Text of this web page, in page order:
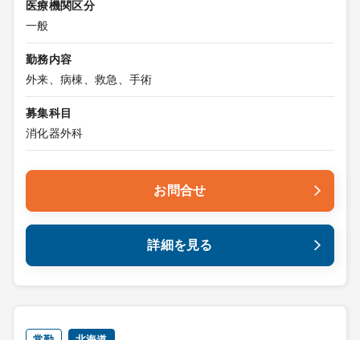
医療機関区分
一般
勤務内容
外来、病棟、救急、手術
募集科目
消化器外科
お問合せ
詳細を見る